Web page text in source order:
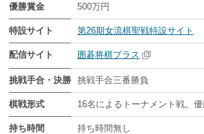
優勝賞金 500万円
特設サイト 第26期女流棋聖戦特設サイト
配信サイト 囲碁将棋プラス
挑戦手合・決勝 挑戦手合三番勝負
棋戦形式 16名によるトーナメント戦。
持ち時間 持ち時間無し